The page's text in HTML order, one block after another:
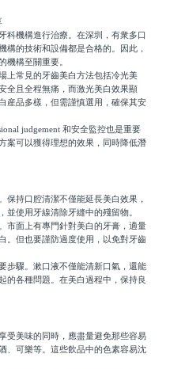
機構進行治療。在深圳，有衆多口
構的技術和設備都是合格的。因此，
機構至關重要。
常見的牙齒美白方法包括冷光美
全且全程無痛，而激光美白效果顯
産品多樣，但需謹慎選用，確保其安
judgement 和安全監控也是重要
案可以獲得理想的效果，同時降低潛
持口腔清潔不僅能延長美白效果，
並使用牙線清除牙縫中的殘留物。
面上有專門針對美白的牙膏，適量
。但也要謹防過度使用，以免對牙齒
驟。漱口液不僅能清新口氣，還能
的各種問題。在美白過程中，保持良
美味的同時，應盡量避免那些容易
、可樂等。這些飲品中的色素容易沈